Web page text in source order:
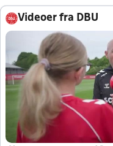
Videoer fra DBU